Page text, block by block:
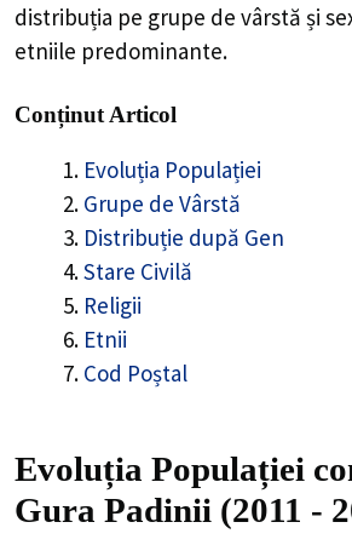
distribuția pe grupe de vârstă și
etniile predominante.
Conținut Articol
Evoluția Populației
Grupe de Vârstă
Distribuție după Gen
Stare Civilă
Religii
Etnii
Cod Poștal
Evoluția Populației
Gura Padinii (2011 -